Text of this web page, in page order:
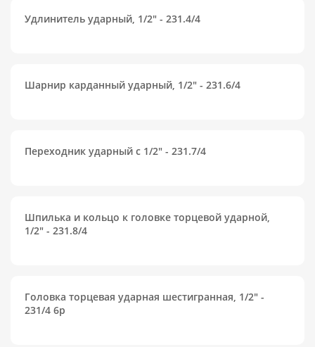
Удлинитель ударный, 1/2" - 231.4/4
Шарнир карданный ударный, 1/2" - 231.6/4
Переходник ударный с 1/2" - 231.7/4
Шпилька и кольцо к головке торцевой ударной,
1/2" - 231.8/4
Головка торцевая ударная шестигранная, 1/2" -
231/4 6p